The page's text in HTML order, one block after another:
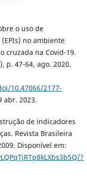
o uso de
no ambiente
cruzada na Covid-19.
p. 47-64, ago. 2020.
10.47066/2177-
abr. 2023.
de indicadores
Revista Brasileira
Disponível em:
?